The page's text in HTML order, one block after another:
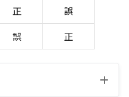
正
誤
誤 正